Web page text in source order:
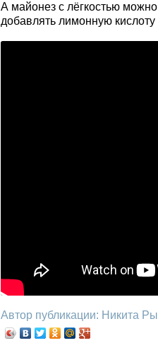
А майонез с лёгкостью
добавлять лимонную
Автор публикации: Никита